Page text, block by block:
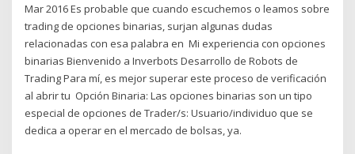
Mar 2016 Es probable que cuando escuchemos o leamos sobre
trading de opciones binarias, surjan algunas dudas
relacionadas con esa palabra en Mi experiencia con opciones
binarias Bienvenido a Inverbots Desarrollo de Robots de
Trading Para mí, es mejor superar este proceso de verificación
al abrir tu Opción Binaria: Las opciones binarias son un tipo
especial de opciones de Trader/s: Usuario/individuo que se
dedica a operar en el mercado de bolsas, ya.